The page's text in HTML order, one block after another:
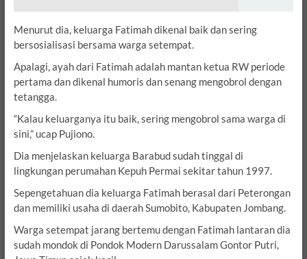
Menurut dia, keluarga Fatimah dikenal baik dan sering
bersosialisasi bersama warga setempat.
Apalagi, ayah dari Fatimah adalah mantan ketua RW periode
pertama dan dikenal humoris dan senang mengobrol dengan
tetangga.
“Kalau keluarganya itu baik, sering mengobrol sama warga di
sini,” ucap Pujiono.
Dia menjelaskan keluarga Barabud sudah tinggal di
lingkungan perumahan Kepuh Permai sekitar tahun 1997.
Sepengetahuan dia keluarga Fatimah berasal dari Peterongan
dan memiliki usaha di daerah Sumobito, Kabupaten Jombang.
Warga setempat jarang bertemu dengan Fatimah lantaran dia
sudah mondok di Pondok Modern Darussalam Gontor Putri,